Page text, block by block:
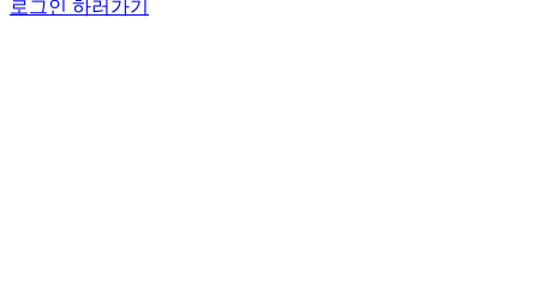
로그인 하러가기